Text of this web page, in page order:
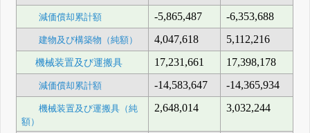
減価償却累計額 -5,865,487 -6,353,688
建物及び構築物（純額） 4,047,618 5,112,216
機械装置及び運搬具 17,231,661 17,398,178
減価償却累計額 -14,583,647 -14,365,934
機械装置及び運搬具（純
額）
2,648,014 3,032,244